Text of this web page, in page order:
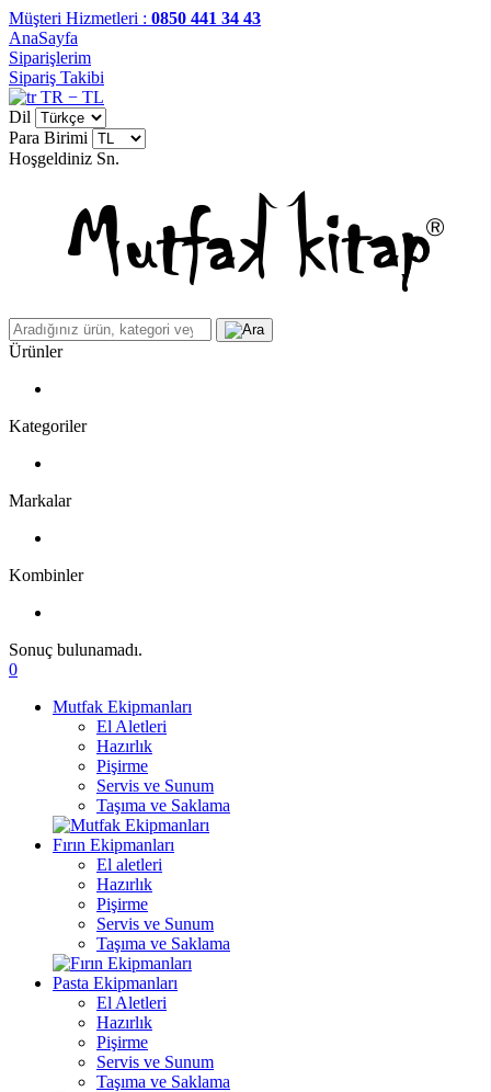
Müşteri Hizmetleri : 0850 441 34 43
AnaSayfa
Siparişlerim
Sipariş Takibi
TR − TL
Dil
Para Birimi
Hoşgeldiniz Sn.
Ürünler
Kategoriler
Markalar
Kombinler
Sonuç bulunamadı.
0
Mutfak Ekipmanları
El Aletleri
Hazırlık
Pişirme
Servis ve Sunum
Taşıma ve Saklama
Fırın Ekipmanları
El aletleri
Hazırlık
Pişirme
Servis ve Sunum
Taşıma ve Saklama
Pasta Ekipmanları
El Aletleri
Hazırlık
Pişirme
Servis ve Sunum
Taşıma ve Saklama